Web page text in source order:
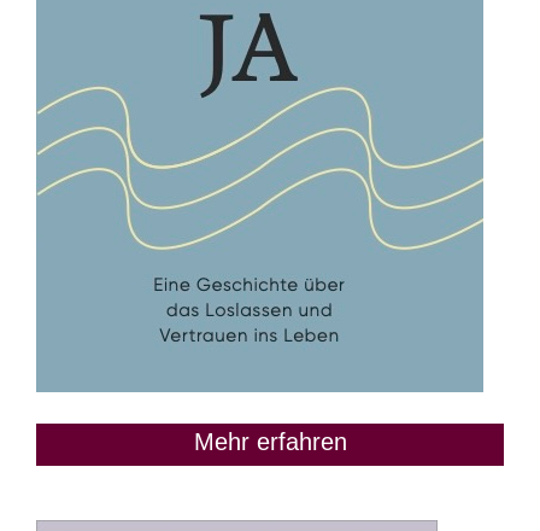
Mehr erfahren